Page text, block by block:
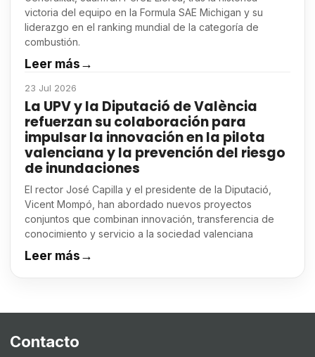
victoria del equipo en la Formula SAE Michigan y su
liderazgo en el ranking mundial de la categoría de
combustión.
Leer más→
23 Jul 2026
La UPV y la Diputació de València
refuerzan su colaboración para
impulsar la innovación en la pilota
valenciana y la prevención del riesgo
de inundaciones
El rector José Capilla y el presidente de la Diputació,
Vicent Mompó, han abordado nuevos proyectos
conjuntos que combinan innovación, transferencia de
conocimiento y servicio a la sociedad valenciana
Leer más→
Contacto